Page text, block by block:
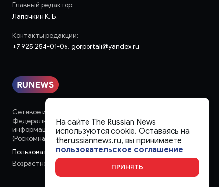
Сетевое издание «runews» (18+) зарегистрировано в
Федеральной службе по надзору в сфере связи,
информационных технологий и массовых коммуникаций
(Роскомнадзор)
Пользовательское соглашение
Возрастное ограничение:
Главный редактор:
Лапочкин К. Б.
Контакты редакции:
+7 925 254-01-06, gorportali@yandex.ru
На сайте The Russian News
используются cookie. Оставаясь на
therussiannews.ru, вы принимаете
пользовательское соглашение
ПРИНЯТЬ